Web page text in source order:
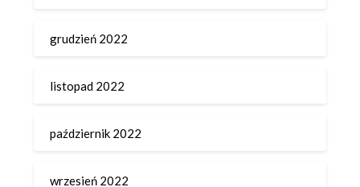
grudzień 2022
listopad 2022
październik 2022
wrzesień 2022